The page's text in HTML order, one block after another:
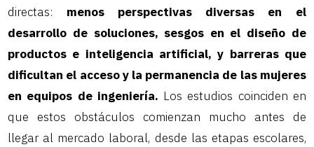
directas: menos perspectivas diversas en el
desarrollo de soluciones, sesgos en el diseño de
productos e inteligencia artificial, y barreras que
dificultan el acceso y la permanencia de las mujeres
en equipos de ingeniería. Los estudios coinciden en
que estos obstáculos comienzan mucho antes de
llegar al mercado laboral, desde las etapas escolares,